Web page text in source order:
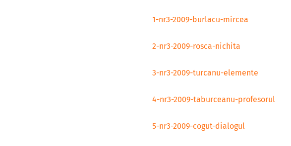
1-nr3-2009-burlacu-mircea
2-nr3-2009-rosca-nichita
3-nr3-2009-turcanu-elemente
4-nr3-2009-taburceanu-profesorul
5-nr3-2009-cogut-dialogul